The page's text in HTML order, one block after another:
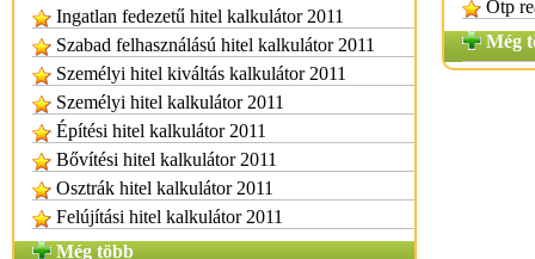
Ingatlan fedezetű hitel kalkulátor 2011
Szabad felhasználású hitel kalkulátor 2011
Személyi hitel kiváltás kalkulátor 2011
Személyi hitel kalkulátor 2011
Építési hitel kalkulátor 2011
Bővítési hitel kalkulátor 2011
Osztrák hitel kalkulátor 2011
Felújítási hitel kalkulátor 2011
Még több
Otp
Még